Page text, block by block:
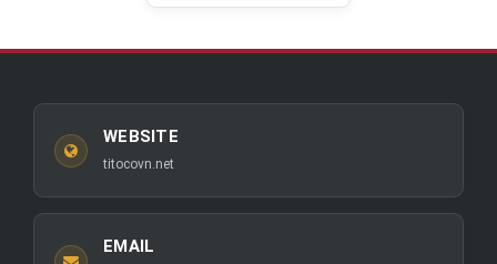
WEBSITE
titocovn.net
EMAIL